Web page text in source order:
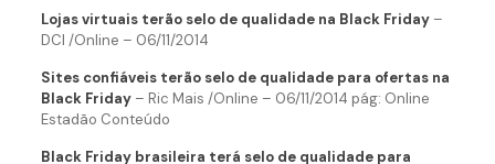
Lojas virtuais terão selo de qualidade na Black Friday–
DCI /Online – 06/11/2014
Sites confiáveis terão selo de qualidade para ofertas na
Black Friday– Ric Mais /Online – 06/11/2014 pág: Online
Estadão Conteúdo
Black Friday brasileira terá selo de qualidade para